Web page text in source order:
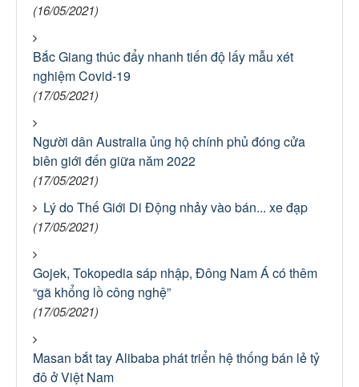
(16/05/2021)
Bắc Giang thúc đẩy nhanh tiến độ lấy mẫu xét
nghiệm Covid-19
(17/05/2021)
Người dân Australia ủng hộ chính phủ đóng cửa
biên giới đến giữa năm 2022
(17/05/2021)
Lý do Thế Giới Di Động nhảy vào bán... xe đạp
(17/05/2021)
Gojek, Tokopedia sáp nhập, Đông Nam Á có thêm
“gã khổng lồ công nghệ”
(17/05/2021)
Masan bắt tay Alibaba phát triển hệ thống bán lẻ tỷ
đô ở Việt Nam